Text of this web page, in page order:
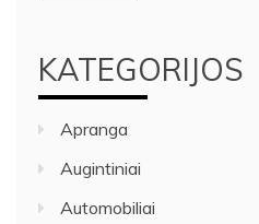
KATEGORIJOS
Apranga
Augintiniai
Automobiliai